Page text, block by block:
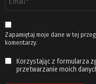
email
*
Zapamiętaj moje dane w tej
komentarzy.
Korzystając z formularza
przetwarzanie moich